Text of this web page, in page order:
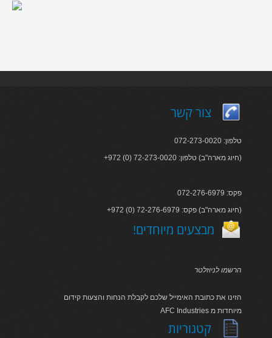
צור קשר
טלפון: 072-273-0020
+972 (0) 72-273-0020 :חיוג מארה"ב) טלפון)
פקס: 072-276-6979
+972 (0) 72-276-6979 :חיוג מארה"ב) פקס)
!מבצעים מיוחדים
הרשמו לניוזלטר
הזינו את כתובת האימייל שלכם לקבלת הנחות והצעות קידום
AFC Industries מיוחדות מ
קטגוריות